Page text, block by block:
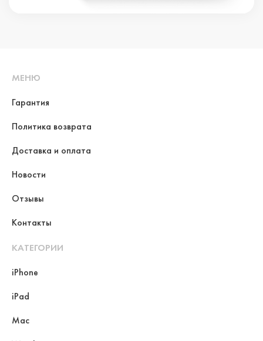
МЕНЮ
Гарантия
Политика возврата
Доставка и оплата
Новости
Отзывы
Контакты
КАТЕГОРИИ
iPhone
iPad
Mac